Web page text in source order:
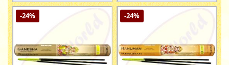
-24% -24%